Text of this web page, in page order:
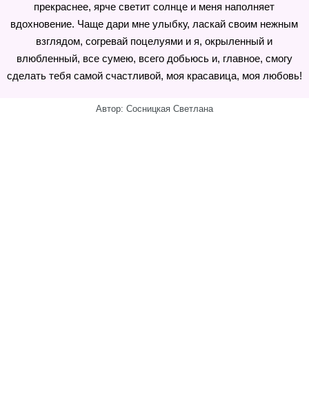
прекраснее, ярче светит солнце и меня наполняет
вдохновение. Чаще дари мне улыбку, ласкай своим нежным
взглядом, согревай поцелуями и я, окрыленный и
влюбленный, все сумею, всего добьюсь и, главное, смогу
сделать тебя самой счастливой, моя красавица, моя любовь!
Автор: Сосницкая Светлана